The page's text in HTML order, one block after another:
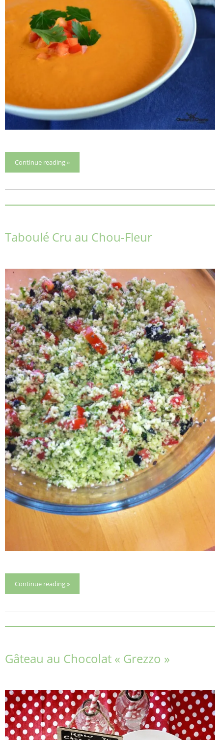
Continue reading »
Taboulé Cru au Chou-Fleur
Continue reading »
Gâteau au Chocolat « Grezzo »